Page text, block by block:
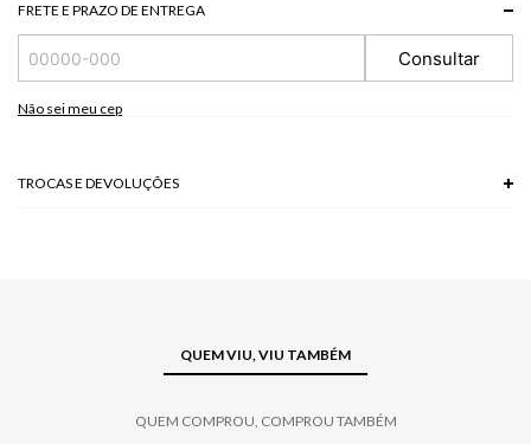
93 % VISCOSE + 7 % POLIESTER
FRETE E PRAZO DE ENTREGA
Consultar
Não sei meu cep
TROCAS E DEVOLUÇÕES
QUEM VIU, VIU TAMBÉM
QUEM COMPROU, COMPROU TAMBÉM